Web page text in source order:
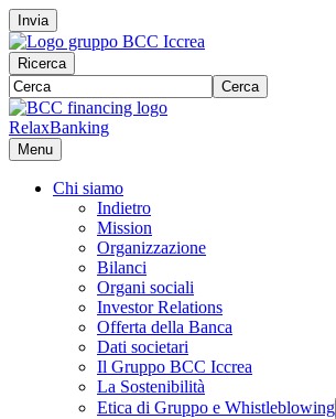
Invia
Ricerca
Cerca
RelaxBanking
Menu
Chi siamo
Indietro
Mission
Organizzazione
Bilanci
Organi sociali
Investor Relations
Offerta della Banca
Dati societari
Il Gruppo BCC Iccrea
La Sostenibilità
Etica di Gruppo e Whistleblowing